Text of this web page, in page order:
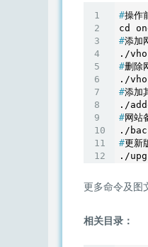
#操作
#添加
#删除
#添加
#网站
#更新
./
更多命令及图
相关目录：